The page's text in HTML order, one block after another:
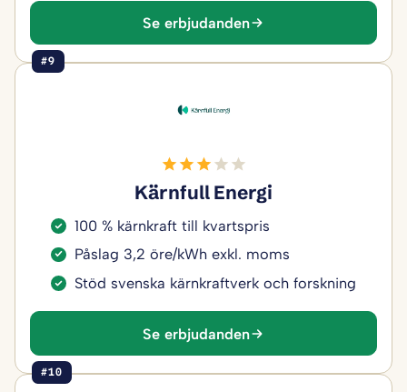
Se erbjudanden
#9
Kärnfull Energi
100 % kärnkraft till kvartspris
Påslag 3,2 öre/kWh exkl. moms
Stöd svenska kärnkraftverk och forskning
Se erbjudanden
#10